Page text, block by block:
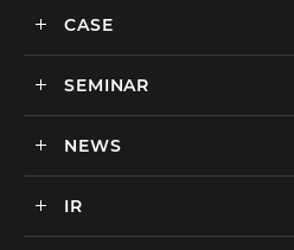
ごあいさつ
サービス
BtoCマーケティング支援
海外マーケティング支援
CASE
実績・事例
SEMINAR
セミナー一覧
NEWS
ニュース一覧
IR